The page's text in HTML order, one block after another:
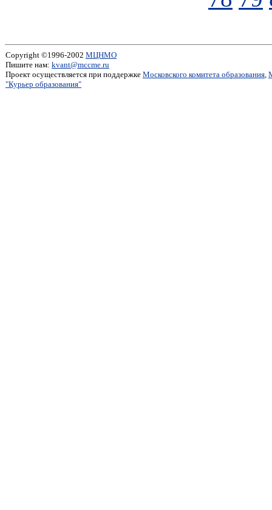
Copyright ©1996-2002 МЦНМО
Пишите нам: kvant@mccme.ru
Проект осуществляется при поддержке Московского комитета образования,
"Курьер образования"